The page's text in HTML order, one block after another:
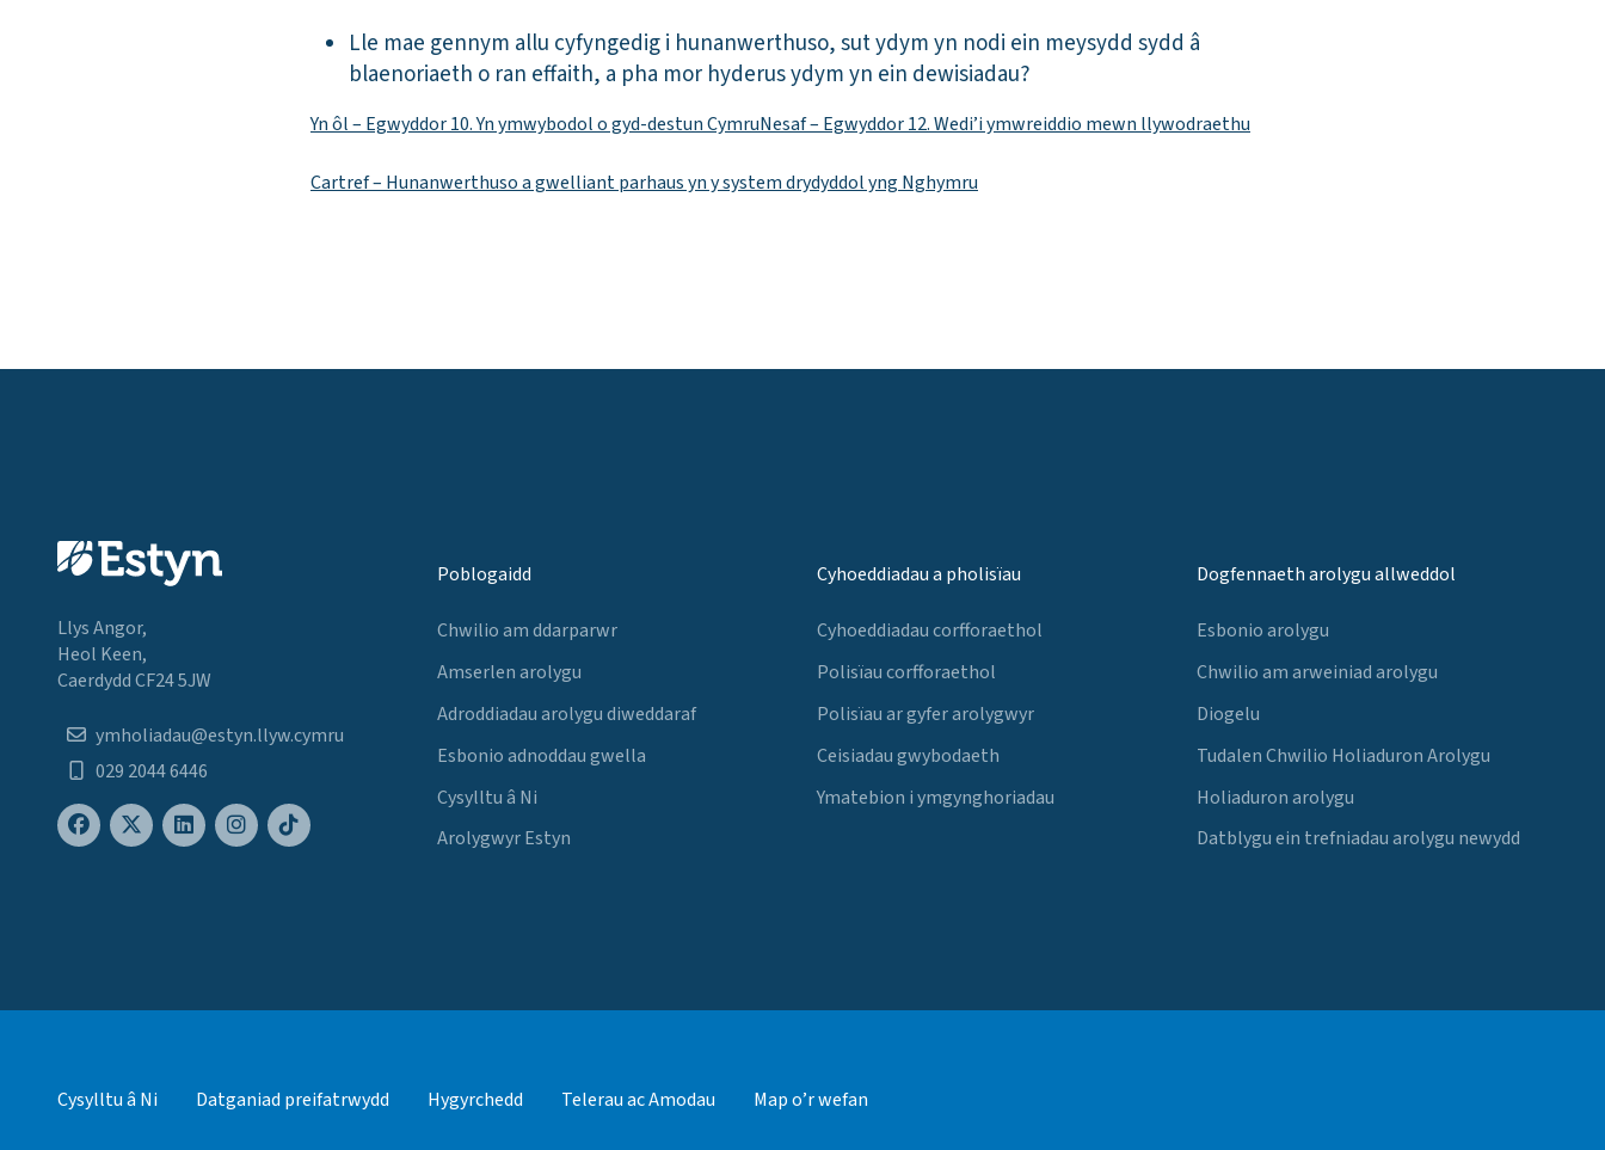
Lle mae gennym allu cyfyngedig i hunanwerthuso, sut ydym yn nodi ein meysydd sydd â
blaenoriaeth o ran effaith, a pha mor hyderus ydym yn ein dewisiadau?
Yn ôl – Egwyddor 10. Yn ymwybodol o gyd-destun CymruNesaf – Egwyddor 12. Wedi’i ymwreiddio mewn llywodraethu
Cartref – Hunanwerthuso a gwelliant parhaus yn y system drydyddol yng Nghymru
Llys Angor,
Heol Keen,
Caerdydd CF24 5JW
ymholiadau@estyn.llyw.cymru
029 2044 6446
Poblogaidd
Chwilio am ddarparwr
Amserlen arolygu
Adroddiadau arolygu diweddaraf
Esbonio adnoddau gwella
Cysylltu â Ni
Arolygwyr Estyn
Cyhoeddiadau a pholisïau
Cyhoeddiadau corfforaethol
Polisïau corfforaethol
Polisïau ar gyfer arolygwyr
Ceisiadau gwybodaeth
Ymatebion i ymgynghoriadau
Dogfennaeth arolygu allweddol
Esbonio arolygu
Chwilio am arweiniad arolygu
Diogelu
Tudalen Chwilio Holiaduron Arolygu
Holiaduron arolygu
Datblygu ein trefniadau arolygu newydd
Cysylltu â Ni Datganiad preifatrwydd Hygyrchedd Telerau ac Amodau Map o’r wefan